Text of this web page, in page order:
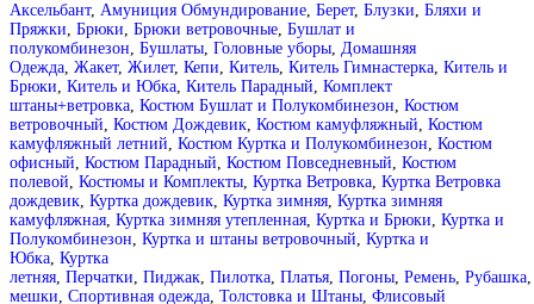
Аксельбант, Амуниция Обмундирование, Берет, Блузки, Бляхи и
Пряжки, Брюки, Брюки ветровочные, Бушлат и
полукомбинезон, Бушлаты, Головные уборы, Домашняя
Одежда, Жакет, Жилет, Кепи, Китель, Китель Гимнастерка, Китель и
Брюки, Китель и Юбка, Китель Парадный, Комплект
штаны+ветровка, Костюм Бушлат и Полукомбинезон, Костюм
ветровочный, Костюм Дождевик, Костюм камуфляжный, Костюм
камуфляжный летний, Костюм Куртка и Полукомбинезон, Костюм
офисный, Костюм Парадный, Костюм Повседневный, Костюм
полевой, Костюмы и Комплекты, Куртка Ветровка, Куртка Ветровка
дождевик, Куртка дождевик, Куртка зимняя, Куртка зимняя
камуфляжная, Куртка зимняя утепленная, Куртка и Брюки, Куртка и
Полукомбинезон, Куртка и штаны ветровочный, Куртка и
Юбка, Куртка
летняя, Перчатки, Пиджак, Пилотка, Платья, Погоны, Ремень, Рубашка
мешки, Спортивная одежда, Толстовка и Штаны, Флисовый